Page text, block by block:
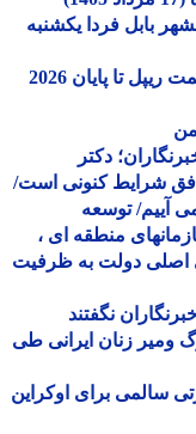
فردا یکشنبه
پیش بینی هوش مصنوعی ایلان ماسک: قیمت ریپل تا پایان 2026
دکتر
شرایط کنونی است/
توسعه
منطقه ای ،
دولت به ظرفیت
نگفتند
زنان ایرانی طی
برای اوکراین